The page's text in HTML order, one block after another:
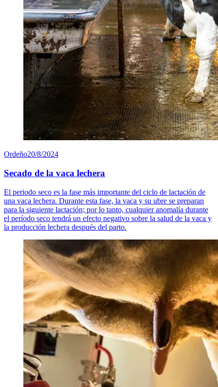
Ordeño20/8/2024
Secado de la vaca lechera
El periodo seco es la fase más importante del ciclo de lactación de
una vaca lechera. Durante esta fase, la vaca y su ubre se preparan
para la siguiente lactación; por lo tanto, cualquier anomalía durante
el período seco tendrá un efecto negativo sobre la salud de la vaca y
la producción lechera después del parto.